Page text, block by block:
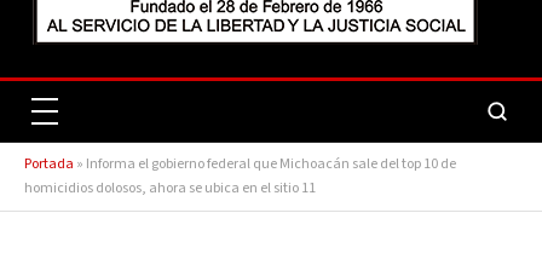
Portada » Informa el gobierno federal que Michoacán sale del top 10 de
homicidios dolosos, ahora se ubica en el sitio 11